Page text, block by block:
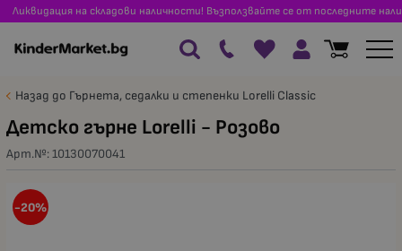
Ликвидация на складови наличности! Възползвайте се от последните
Назад до Гърнета, седалки и степенки Lorelli Classic
Детско гърне Lorelli - Розово
Арт.№:10130070041
-20%